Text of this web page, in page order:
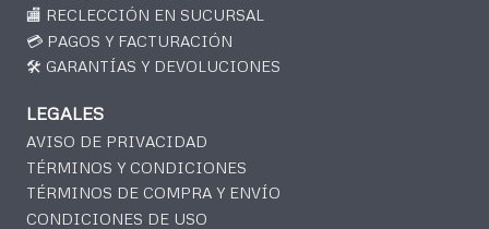
🏬 RECLECCIÓN EN SUCURSAL
💳 PAGOS Y FACTURACIÓN
🛠️ GARANTÍAS Y DEVOLUCIONES
LEGALES
AVISO DE PRIVACIDAD
TÉRMINOS Y CONDICIONES
TÉRMINOS DE COMPRA Y ENVÍO
CONDICIONES DE USO